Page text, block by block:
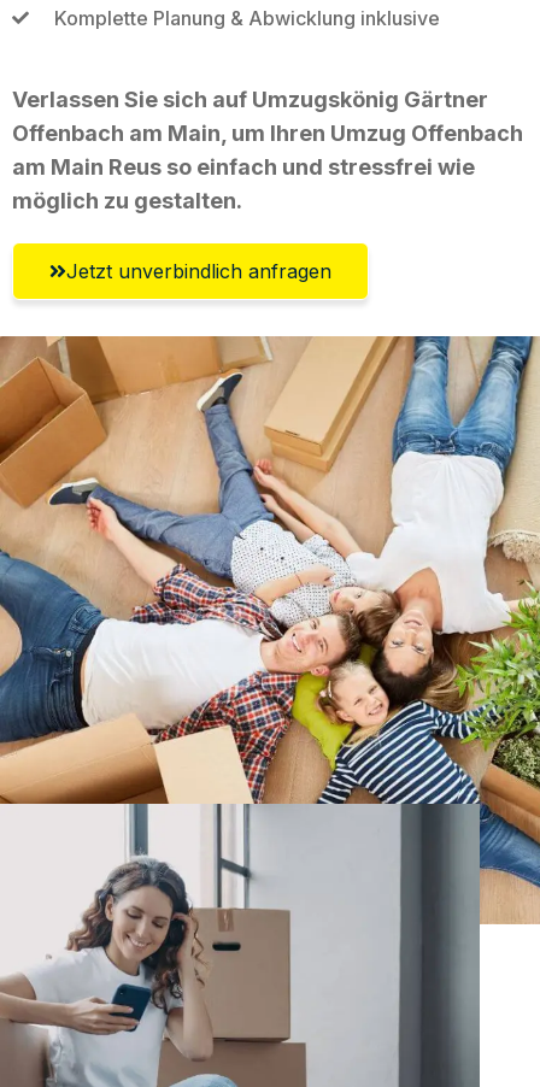
Komplette Planung & Abwicklung inklusive
Verlassen Sie sich auf Umzugskönig Gärtner
Offenbach am Main, um Ihren Umzug Offenbach
am Main Reus so einfach und stressfrei wie
möglich zu gestalten.
Jetzt unverbindlich anfragen